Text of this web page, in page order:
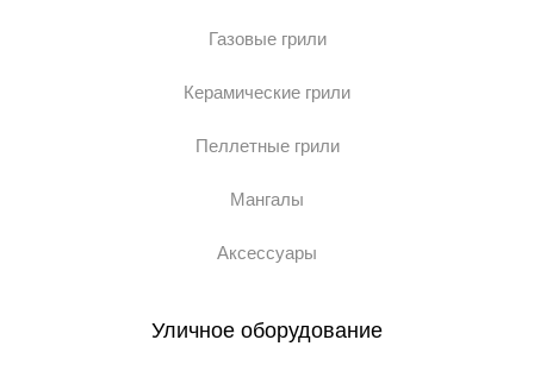
Газовые грили
Керамические грили
Пеллетные грили
Мангалы
Аксессуары
Уличное оборудование